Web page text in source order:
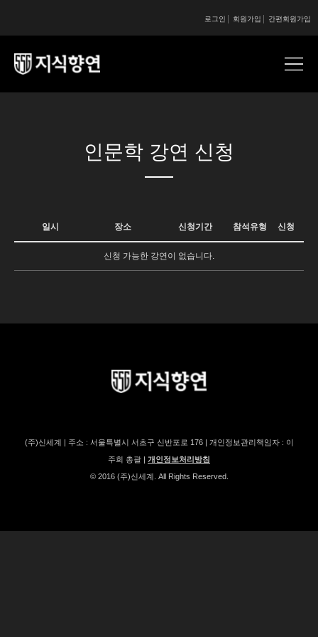
간편회원가입
회원가입
로그인
인문학 강연 신청
일시 장소 신청기간 참석유형 신청
신청 가능한 강연이 없습니다.
(주)신세계 | 주소 : 서울특별시 서초구 신반포로 176 | 개인정보관리책임자 : 이
주희 총괄 | 개인정보처리방침